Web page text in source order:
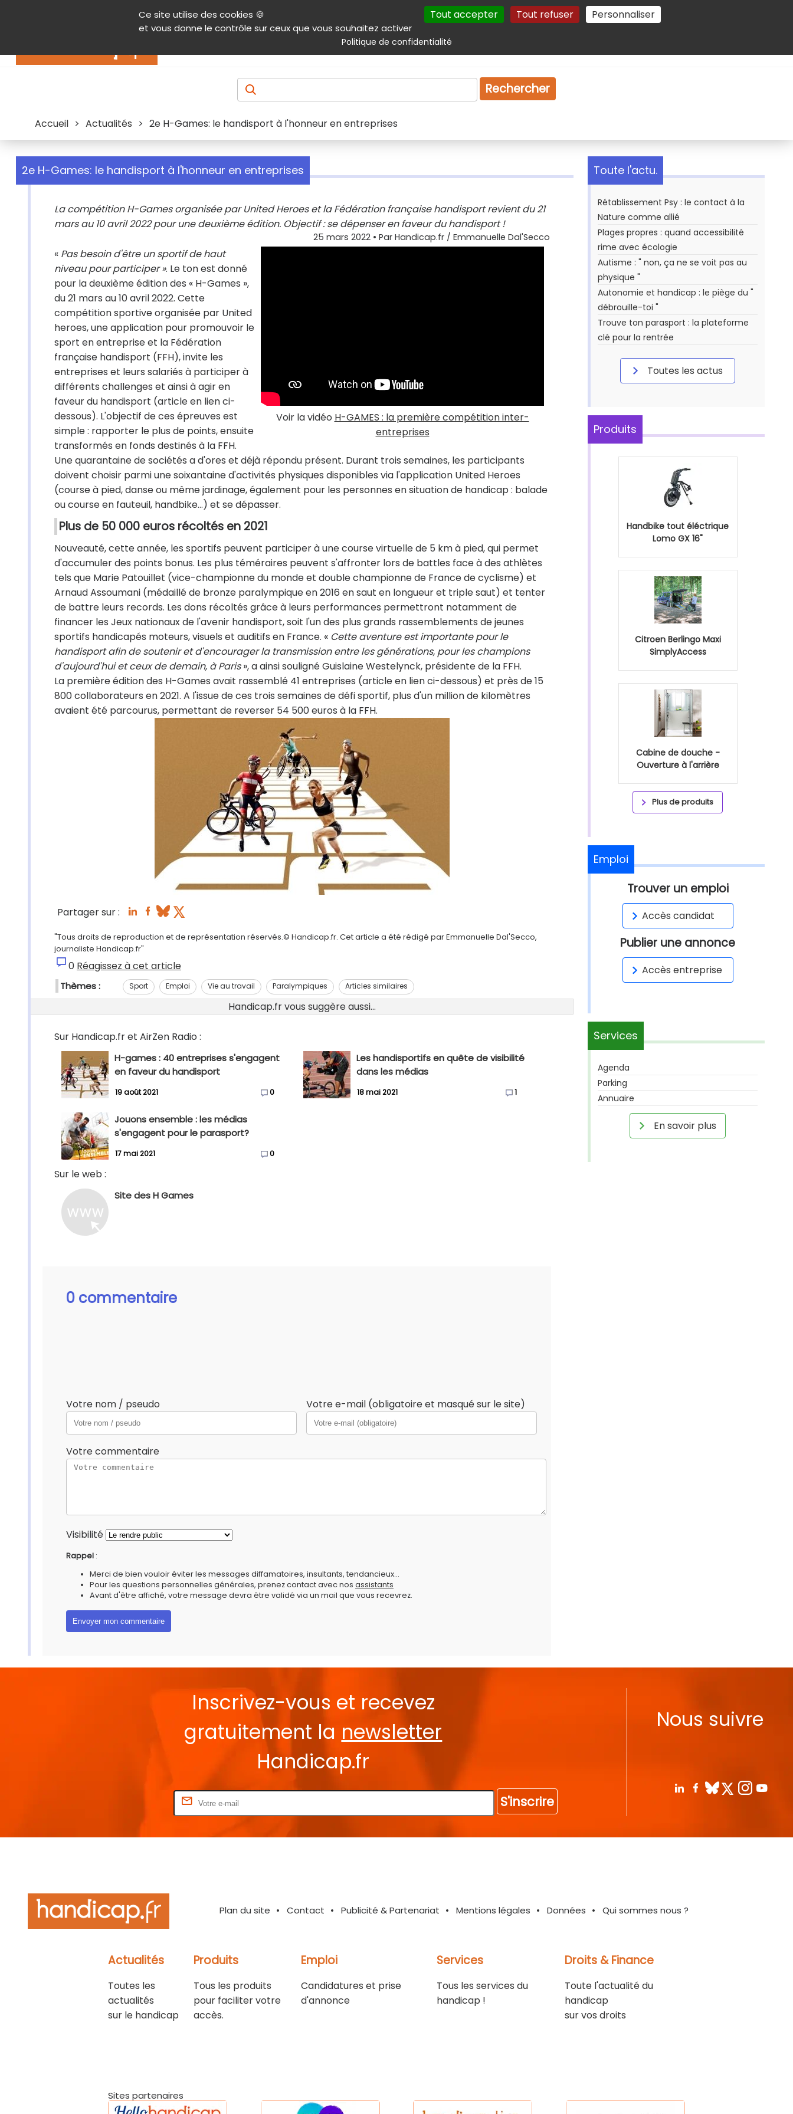
Ce site utilise des cookies 🍪
et vous donne le contrôle sur ceux que vous souhaitez activer
Tout accepter Tout refuser Personnaliser
Politique de confidentialité
Contenu Aide et accessibilité Menu principal Autres services Plan du site Gestion des cookies
Produits & services Emploi Droit
Rechercher
Accueil > Actualités > 2e H-Games: le handisport à l'honneur en entreprises
2e H-Games: le handisport à l'honneur en entreprises
La compétition H-Games organisée par United Heroes et la Fédération française handisport revient du 21
mars au 10 avril 2022 pour une deuxième édition. Objectif : se dépenser en faveur du handisport !
25 mars 2022 • Par Handicap.fr / Emmanuelle Dal'Secco
Voir la vidéo H-GAMES : la première compétition inter-
entreprises
« Pas besoin d'être un sportif de haut
niveau pour participer ». Le ton est donné
pour la deuxième édition des « H-Games »,
du 21 mars au 10 avril 2022. Cette
compétition sportive organisée par United
heroes, une application pour promouvoir le
sport en entreprise et la Fédération
française handisport (FFH), invite les
entreprises et leurs salariés à participer à
différents challenges et ainsi à agir en
faveur du handisport (article en lien ci-
dessous). L'objectif de ces épreuves est
simple : rapporter le plus de points, ensuite
transformés en fonds destinés à la FFH.
Une quarantaine de sociétés a d'ores et déjà répondu présent. Durant trois semaines, les participants
doivent choisir parmi une soixantaine d'activités physiques disponibles via l'application United Heroes
(course à pied, danse ou même jardinage, également pour les personnes en situation de handicap : balade
ou course en fauteuil, handbike…) et se dépasser.
Plus de 50 000 euros récoltés en 2021
Nouveauté, cette année, les sportifs peuvent participer à une course virtuelle de 5 km à pied, qui permet
d'accumuler des points bonus. Les plus téméraires peuvent s'affronter lors de battles face à des athlètes
tels que Marie Patouillet (vice-championne du monde et double championne de France de cyclisme) et
Arnaud Assoumani (médaillé de bronze paralympique en 2016 en saut en longueur et triple saut) et tenter
de battre leurs records. Les dons récoltés grâce à leurs performances permettront notamment de
financer les Jeux nationaux de l'avenir handisport, soit l'un des plus grands rassemblements de jeunes
sportifs handicapés moteurs, visuels et auditifs en France. « Cette aventure est importante pour le
handisport afin de soutenir et d'encourager la transmission entre les générations, pour les champions
d'aujourd'hui et ceux de demain, à Paris», a ainsi souligné Guislaine Westelynck, présidente de la FFH.
La première édition des H-Games avait rassemblé 41 entreprises (article en lien ci-dessous) et près de 15
800 collaborateurs en 2021. A l'issue de ces trois semaines de défi sportif, plus d'un million de kilomètres
avaient été parcourus, permettant de reverser 54 500 euros à la FFH.
Partager sur :
"Tous droits de reproduction et de représentation réservés.© Handicap.fr. Cet article a été rédigé par Emmanuelle Dal'Secco,
journaliste Handicap.fr"
0 Réagissez à cet article
Thèmes : Sport Emploi Vie au travail Paralympiques Articles similaires
Handicap.fr vous suggère aussi...
Sur Handicap.fr et AirZen Radio :
H-games : 40 entreprises s'engagent
en faveur du handisport
19 août 2021 0
Les handisportifs en quête de visibilité
dans les médias
18 mai 2021 1
Jouons ensemble : les médias
s'engagent pour le parasport?
17 mai 2021 0
Sur le web :
Site des H Games
0 commentaire
Votre nom / pseudo Votre e-mail (obligatoire et masqué sur le site)
Votre commentaire
Visibilité
Rappel :
Merci de bien vouloir éviter les messages diffamatoires, insultants, tendancieux...
Pour les questions personnelles générales, prenez contact avec nos assistants
Avant d'être affiché, votre message devra être validé via un mail que vous recevrez.
Toute l'actu.
Rétablissement Psy : le contact à la
Nature comme allié
Plages propres : quand accessibilité
rime avec écologie
Autisme : " non, ça ne se voit pas au
physique "
Autonomie et handicap : le piège du "
débrouille-toi "
Trouve ton parasport : la plateforme
clé pour la rentrée
Toutes les actus
Produits
Handbike tout éléctrique
Lomo GX 16"
Citroen Berlingo Maxi
SimplyAccess
Cabine de douche -
Ouverture à l'arrière
Plus de produits
Emploi
Trouver un emploi
Accès candidat
Publier une annonce
Accès entreprise
Services
Agenda
Parking
Annuaire
En savoir plus
Inscrivez-vous et recevez
gratuitement la newsletter
Handicap.fr
S'inscrire
Nous suivre
Plan du site Contact Publicité & Partenariat Mentions légales Données Qui sommes nous ?
Actualités
Toutes les
actualités
sur le handicap
Produits
Tous les produits
pour faciliter votre
accès.
Emploi
Candidatures et prise
d'annonce
Services
Tous les services du
handicap !
Droits & Finance
Toute l'actualité du
handicap
sur vos droits
Sites partenaires